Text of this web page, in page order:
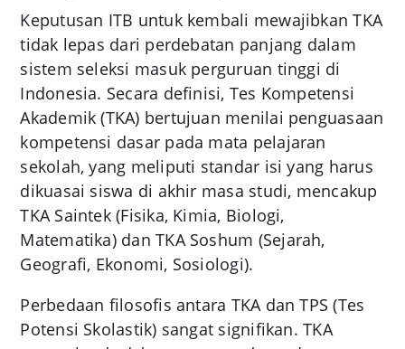
Keputusan ITB untuk kembali mewajibkan TKA
tidak lepas dari perdebatan panjang dalam
sistem seleksi masuk perguruan tinggi di
Indonesia. Secara definisi, Tes Kompetensi
Akademik (TKA) bertujuan menilai penguasaan
kompetensi dasar pada mata pelajaran
sekolah, yang meliputi standar isi yang harus
dikuasai siswa di akhir masa studi, mencakup
TKA Saintek (Fisika, Kimia, Biologi,
Matematika) dan TKA Soshum (Sejarah,
Geografi, Ekonomi, Sosiologi).
Perbedaan filosofis antara TKA dan TPS (Tes
Potensi Skolastik) sangat signifikan. TKA